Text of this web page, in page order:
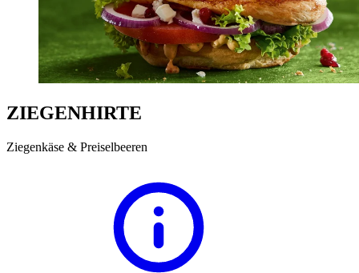
ZIEGENHIRTE
Ziegenkäse & Preiselbeeren